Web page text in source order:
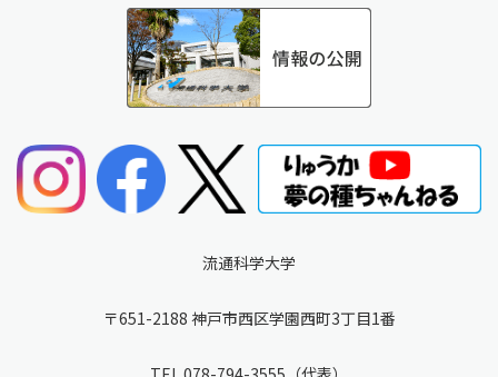
流通科学大学
〒651-2188 神戸市西区学園西町3丁目1番